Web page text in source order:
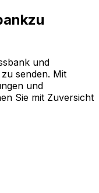
und
senden. Mit
und
Sie mit Zuversicht